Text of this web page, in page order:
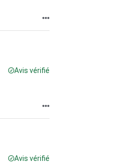
Avis vérifié
Avis vérifié